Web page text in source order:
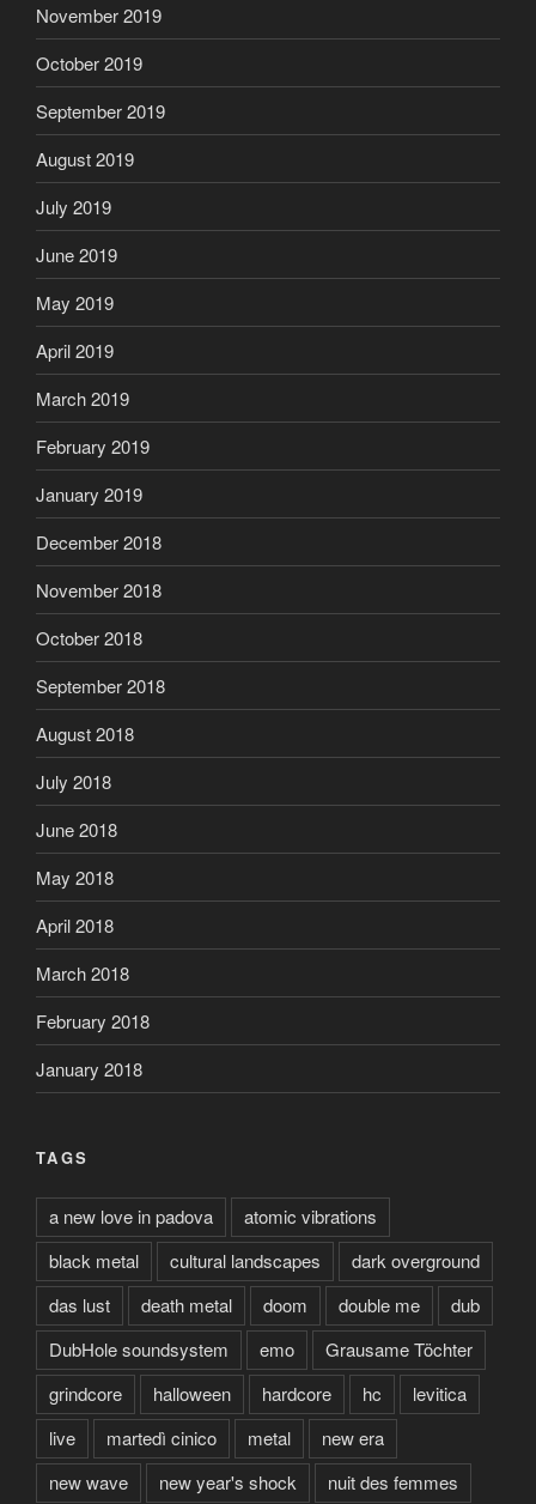
November 2019
October 2019
September 2019
August 2019
July 2019
June 2019
May 2019
April 2019
March 2019
February 2019
January 2019
December 2018
November 2018
October 2018
September 2018
August 2018
July 2018
June 2018
May 2018
April 2018
March 2018
February 2018
January 2018
TAGS
a new love in padova
atomic vibrations
black metal
cultural landscapes
dark overground
das lust
death metal doom double me
dub
DubHole soundsystem
emo
Grausame Töchter
grindcore
halloween hardcore hc
levitica
live
martedì cinico metal
new era
new wave
new year's shock nuit des femmes